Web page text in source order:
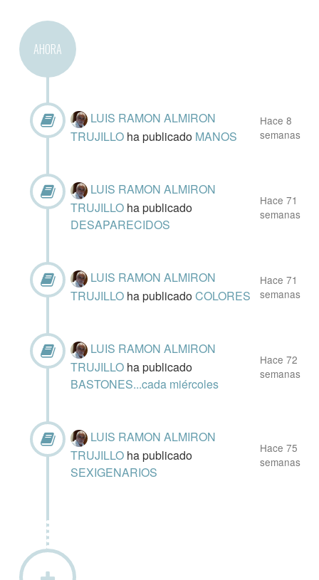
AHORA
LUIS RAMON ALMIRON
TRUJILLO ha publicado MANOS
Hace 8
semanas
LUIS RAMON ALMIRON
TRUJILLO ha publicado
DESAPARECIDOS
Hace 71
semanas
LUIS RAMON ALMIRON
TRUJILLO ha publicadoCOLORES
Hace 71
semanas
LUIS RAMON ALMIRON
TRUJILLO ha publicado
BASTONES...cada miércoles
Hace 72
semanas
LUIS RAMON ALMIRON
TRUJILLO ha publicado
SEXIGENARIOS
Hace 75
semanas